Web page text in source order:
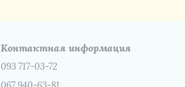
Контактная информация
093 717-03-72